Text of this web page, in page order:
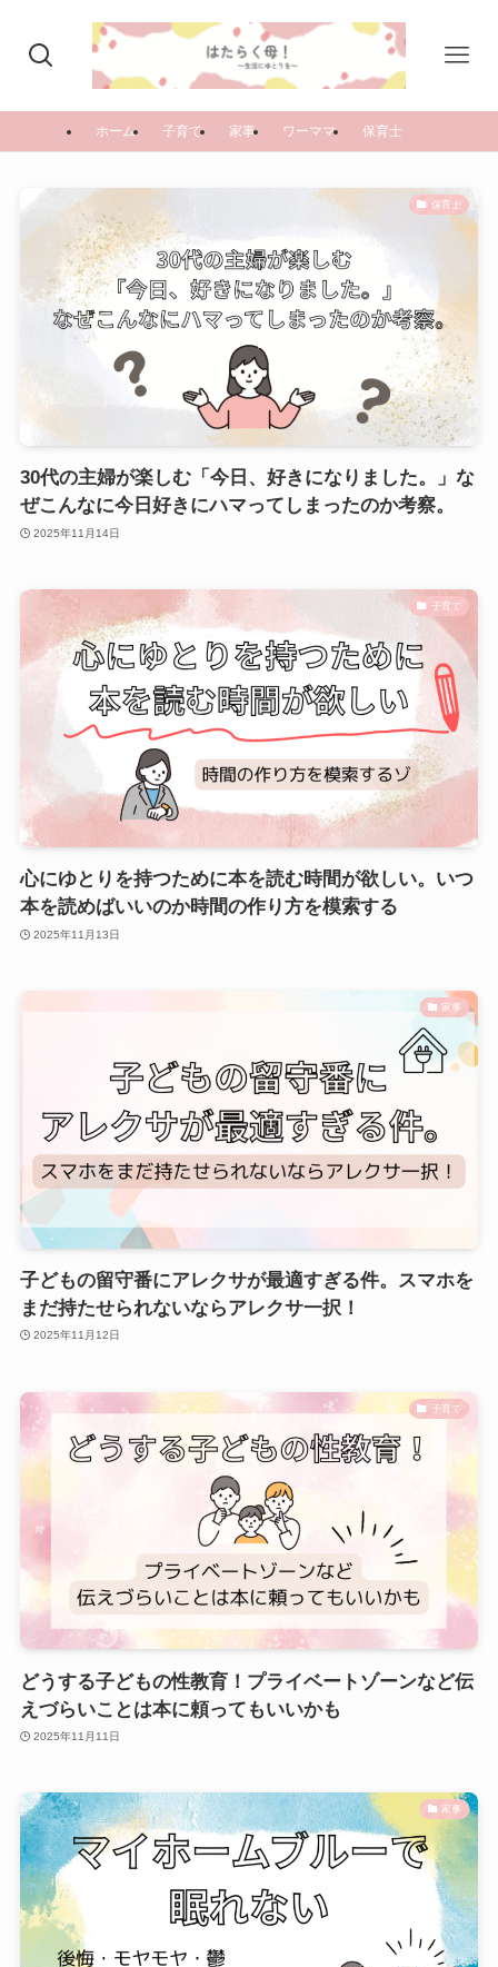
ホーム 子育て 家事 ワーママ 保育士
保育士
30代の主婦が楽しむ「今日、好きになりました。」な
ぜこんなに今日好きにハマってしまったのか考察。
2025年11月14日
子育て
心にゆとりを持つために本を読む時間が欲しい。いつ
本を読めばいいのか時間の作り方を模索する
2025年11月13日
家事
子どもの留守番にアレクサが最適すぎる件。スマホを
まだ持たせられないならアレクサ一択！
2025年11月12日
子育て
どうする子どもの性教育！プライベートゾーンなど伝
えづらいことは本に頼ってもいいかも
2025年11月11日
家事